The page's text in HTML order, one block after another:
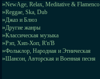
»NewAge, Relax, Meditative & Flamenco
»Reggae, Ska, Dub
»Джаз и Блюз
»Другие жанры
»Классическая музыка
»Рэп, Хип-Хоп, R'n'B
»Фольклор, Народная и Этническая
»Шансон, Авторская и Военная песня